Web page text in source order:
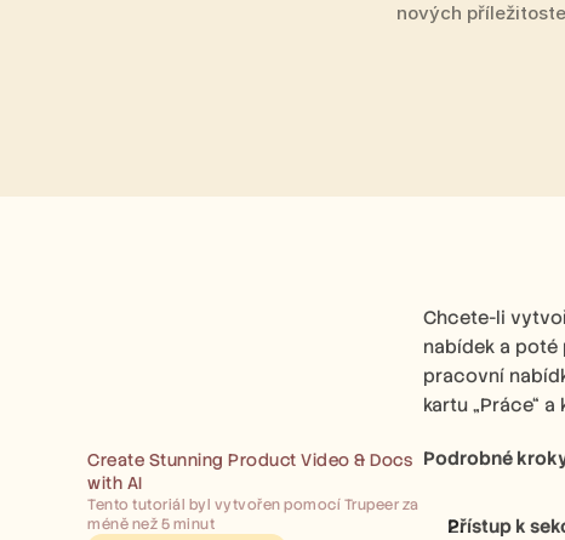
nových
Create Stunning Product Video & Docs
with AI
Tento tutoriál byl vytvořen pomocí Trupeer za
méně než 5 minut
Chcete-li
nabídek a poté
pracovní
kartu „Práce“
Podrobné
Přístup k